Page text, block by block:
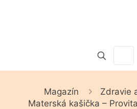
Magazín
Zdravie
Materská kašička –